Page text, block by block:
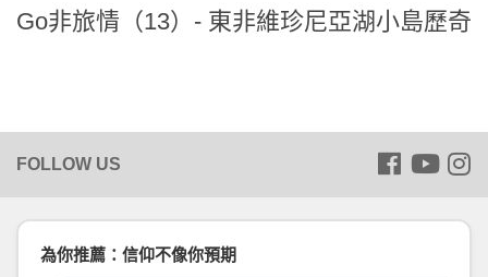
Go非旅情（13）- 東非維珍尼亞湖小島歷奇
為你推薦：信仰不像你預期